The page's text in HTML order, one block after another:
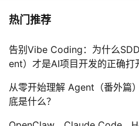
热门推荐
告别Vibe Coding：为什么
ent）才是AI项目开发的正确打
从零开始理解 Agent（番外篇
底是什么？